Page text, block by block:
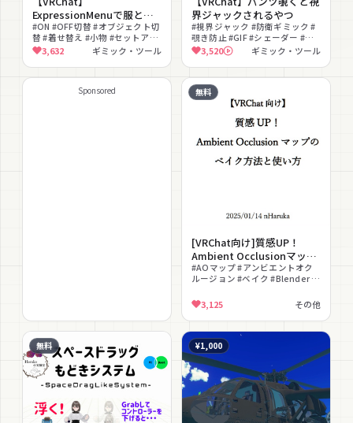
ExpressionMenuで服とか
小物のオン/オフができるや
つ SimpleObjectSwitch
#ON #OFF切替 #オブジェクト切
替 #着せ替え #小物 #セットアッ
プ #PC #Quest同期 #無料 #エデ
ィタ拡張
3,632 ギミック・ツール
界ジャックされるやつ
#視界ジャック #防衛ギミック #
覗き防止 #GIF #シェーダー #お
もしろ #ネタ #感度調整
3,520 ギミック・ツール
Sponsored 無料
[VRChat向け]質感UP！
Ambient Occlusionマップ
のベイク方法と使い方.pdf
#AOマップ #アンビエントオク
ルージョン #ベイク #Blender #
初心者向け #無料 #改変
3,125 その他
無料 ¥1,000